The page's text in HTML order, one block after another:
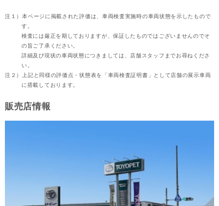
注１）本ページに掲載された評価は、車両検査実施時の車両状態を示したもので
す。
検査には厳正を期しておりますが、保証したものではございませんのでそ
の旨ご了承ください。
詳細及び現状の車両状態につきましては、店舗スタッフまでお尋ねくださ
い。
注２）
上記と同様の評価点・状態表を「車両検査証明書」として店舗の展示車両
に搭載しております。
販売店情報